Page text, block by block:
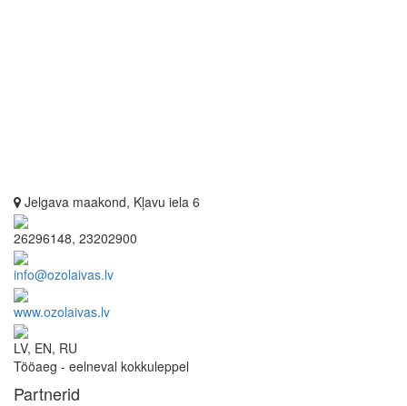
Jelgava maakond, Kļavu iela 6
26296148, 23202900
info@ozolaivas.lv
www.ozolaivas.lv
LV, EN, RU
Tööaeg - eelneval kokkuleppel
Partnerid